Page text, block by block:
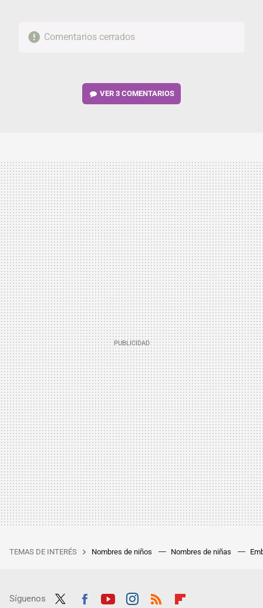
Comentarios cerrados
VER3 COMENTARIOS
TEMAS DE INTERÉS Nombres de niños Nombres de niñas
Síguenos